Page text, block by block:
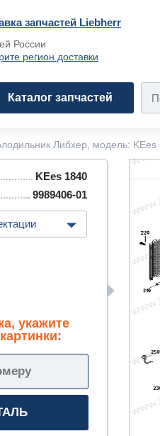
запчастей Liebherr
России
регион доставки
Каталог запчастей
Либхер, модель: KEes
KEes 1840
9989406-01
укажите